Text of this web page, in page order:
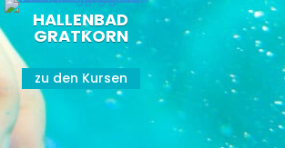
HALLENBAD
GRATKORN
zu den Kursen